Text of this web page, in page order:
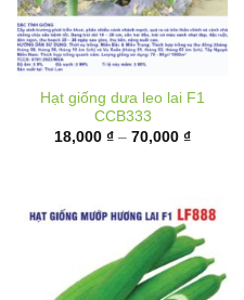
Hạt giống dưa leo lai F1
CCB333
18,000 ₫ – 70,000 ₫Khoảng
70,000